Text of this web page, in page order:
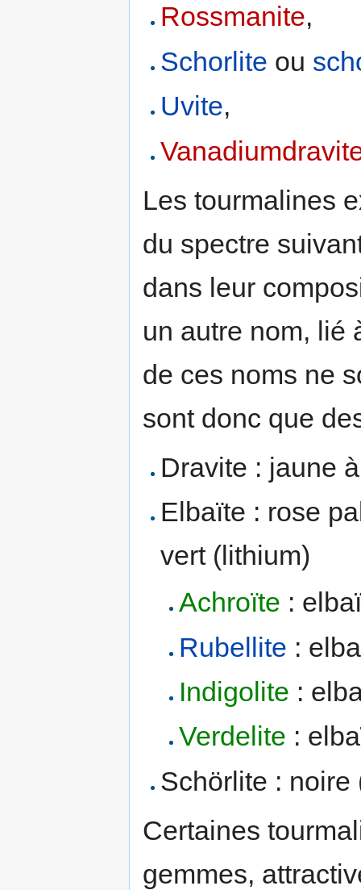
Rossmanite,
Schorlite ou
Uvite,
Les tourmalines
du spectre
dans leur
un autre nom, lié
de ces noms ne
sont donc que
Dravite : jaune
Elbaïte : rose
vert (lithium)
Achroïte :
Rubellite :
Indigolite :
Verdelite :
Schörlite : noire
Certaines
gemmes,